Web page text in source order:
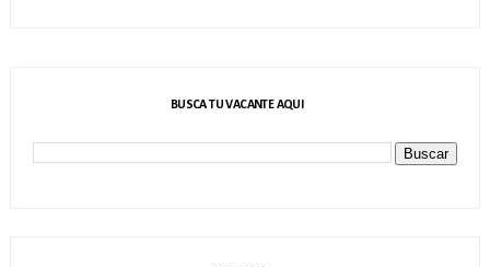
BUSCA TU VACANTE AQUI